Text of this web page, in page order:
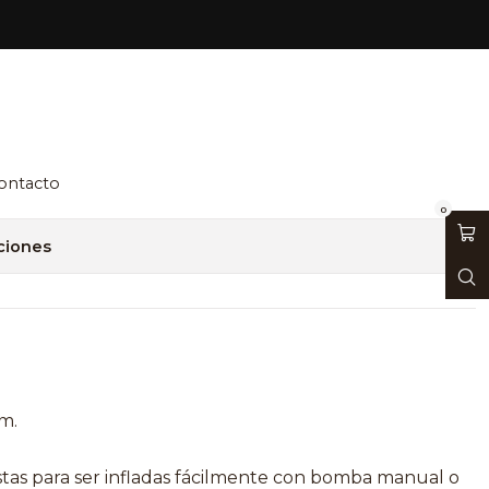
0
al Carro
para ser infladas fácilmente con bomba manual o